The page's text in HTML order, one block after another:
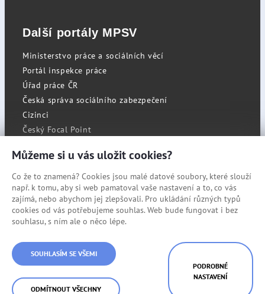
Další portály MPSV
Ministerstvo práce a sociálních věcí
Portál inspekce práce
Úřad práce ČR
Česká správa sociálního zabezpečení
Cizinci
Český Focal Point
RSS
Cookies
Prohlášení o přístupnosti
Mapa stránek
© Státní úřad inspekce práce
Můžeme si u vás uložit cookies?
Co že to znamená? Cookies jsou malé datové soubory, které slouží
např. k tomu, aby si web pamatoval vaše nastavení a to, co vás
zajímá, nebo abychom jej zlepšovali. Pro ukládání různých typů
cookies od vás potřebujeme souhlas. Web bude fungovat i bez
souhlasu, s ním ale o něco lépe.
SOUHLASÍM SE VŠEMI
ODMÍTNOUT VŠECHNY
PODROBNÉ
NASTAVENÍ